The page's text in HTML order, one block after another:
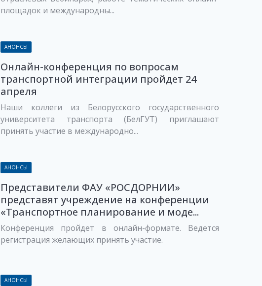
площадок и международны...
АНОНСЫ
Онлайн-конференция по вопросам
транспортной интеграции пройдет 24
апреля
Наши коллеги из Белорусского государственного
университета транспорта (БелГУТ) приглашают
принять участие в международно...
АНОНСЫ
Представители ФАУ «РОСДОРНИИ»
представят учреждение на конференции
«Транспортное планирование и моде...
Конференция пройдет в онлайн-формате. Ведется
регистрация желающих принять участие.
АНОНСЫ